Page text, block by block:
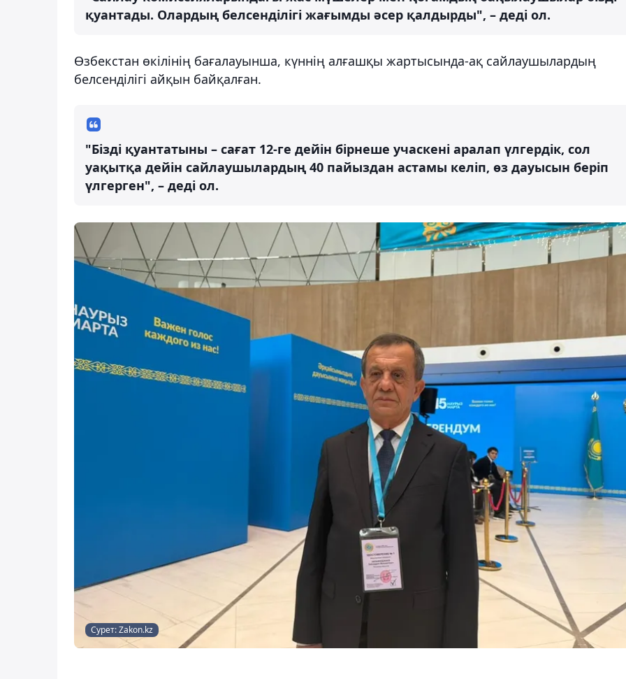
қуантады. Олардың белсенділігі жағымды әсер қалдырды", – деді ол.
Өзбекстан өкілінің бағалауынша, күннің алғашқы жартысында-ақ сайлаушылардың
белсенділігі айқын байқалған.
"Бізді қуантатыны – сағат 12-ге дейін бірнеше учаскені аралап үлгердік, сол
уақытқа дейін сайлаушылардың 40 пайыздан астамы келіп, өз дауысын беріп
үлгерген", – деді ол.
Сурет: Zakon.kz